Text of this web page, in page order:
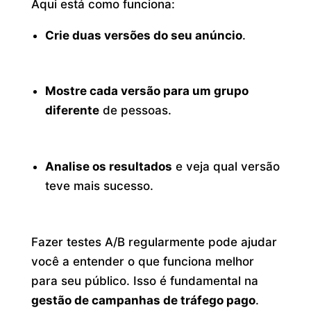
Aqui está como funciona:
Crie duas versões do seu anúncio.
Mostre cada versão para um grupo
diferente de pessoas.
Analise os resultados e veja qual versão
teve mais sucesso.
Fazer testes A/B regularmente pode ajudar
você a entender o que funciona melhor
para seu público. Isso é fundamental na
gestão de campanhas de tráfego pago.